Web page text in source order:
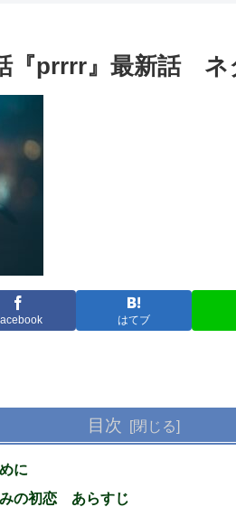
『prrrr』最新話 ネ
はてブ
目次
に
の初恋 あらすじ